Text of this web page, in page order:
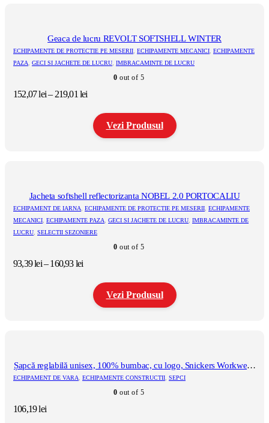
Geaca de lucru REVOLT SOFTSHELL WINTER
ECHIPAMENTE DE PROTECTIE PE MESERII, ECHIPAMENTE MECANICI, ECHIPAMENTE
PAZA, GECI SI JACHETE DE LUCRU, IMBRACAMINTE DE LUCRU
0 out of 5
152,07lei– 219,01leiInterval
prețuri:
152,07 lei
până
Vezi Produsul
multe
variații.
Opțiunile
pot
fi
în
pagina
Jacheta softshell reflectorizanta NOBEL 2.0 PORTOCALIU
ECHIPAMENT DE IARNA, ECHIPAMENTE DE PROTECTIE PE MESERII, ECHIPAMENTE
MECANICI, ECHIPAMENTE PAZA, GECI SI JACHETE DE LUCRU, IMBRACAMINTE DE
LUCRU, SELECTII SEZONIERE
0 out of 5
93,39lei– 160,93leiInterval
prețuri:
93,39 lei
până
Vezi Produsul
multe
variații.
Opțiunile
fi
alese
Șapcă reglabilă unisex, 100% bumbac, cu logo, Snickers Workwear,
9041, Black/Yellow
ECHIPAMENT DE VARA, ECHIPAMENTE CONSTRUCTII, SEPCI
0 out of 5
106,19lei